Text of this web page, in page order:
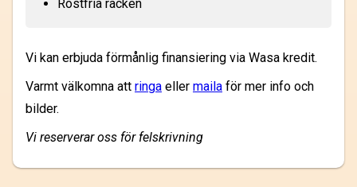
Rostfria räcken
Vi kan erbjuda förmånlig finansiering via Wasa kredit.
Varmt välkomna att ringa eller maila för mer info och
bilder.
Vi reserverar oss för felskrivning